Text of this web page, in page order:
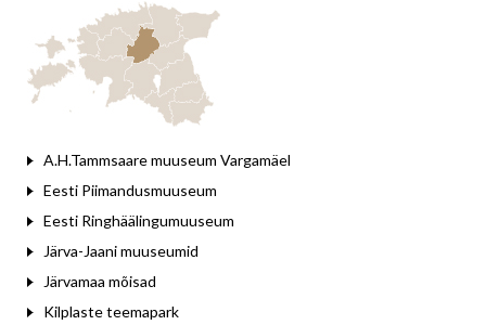
A.H.Tammsaare muuseum Vargamäel
Eesti Piimandusmuuseum
Eesti Ringhäälingumuuseum
Järva-Jaani muuseumid
Järvamaa mõisad
Kilplaste teemapark